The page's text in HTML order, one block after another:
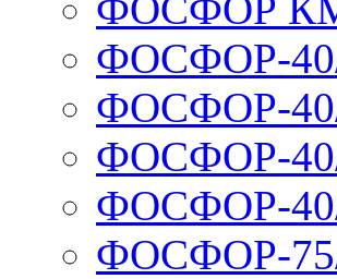
ФОСФОР-
ФОСФОР-
ФОСФОР-
ФОСФОР-
ФОСФОР-